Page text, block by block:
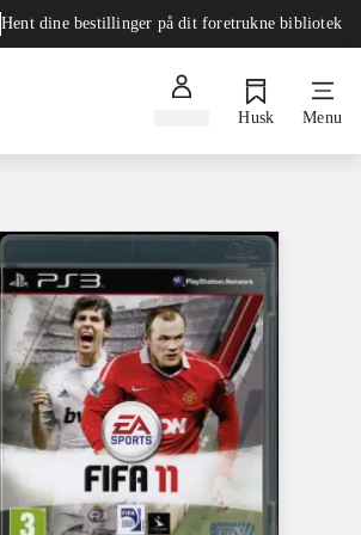
Hent dine bestillinger på dit foretrukne bibliotek
Husk Menu